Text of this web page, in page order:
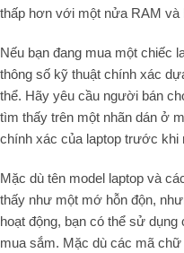
thấp hơn với một nửa RAM và
Nếu bạn đang mua một chiếc
thông số kỹ thuật chính xác
thể. Hãy yêu cầu người bán
tìm thấy trên một nhãn dán ở
chính xác của laptop trước khi
Mặc dù tên model laptop và
thấy như một mớ hỗn độn,
hoạt động, bạn có thể sử
mua sắm. Mặc dù các mã